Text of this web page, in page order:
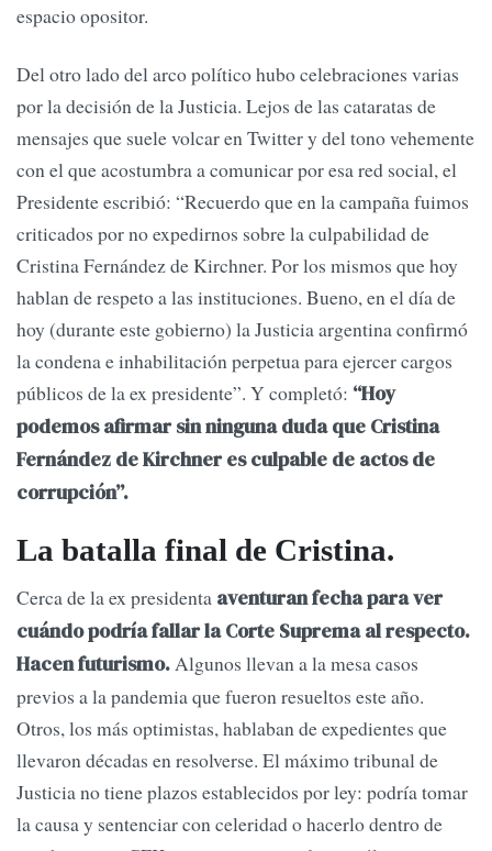
espacio opositor.
Del otro lado del arco político hubo celebraciones varias
por la decisión de la Justicia. Lejos de las cataratas de
mensajes que suele volcar en Twitter y del tono vehemente
con el que acostumbra a comunicar por esa red social, el
Presidente escribió: “Recuerdo que en la campaña fuimos
criticados por no expedirnos sobre la culpabilidad de
Cristina Fernández de Kirchner. Por los mismos que hoy
hablan de respeto a las instituciones. Bueno, en el día de
hoy (durante este gobierno) la Justicia argentina confirmó
la condena e inhabilitación perpetua para ejercer cargos
públicos de la ex presidente”. Y completó: “Hoy
podemos afirmar sin ninguna duda que Cristina
Fernández de Kirchner es culpable de actos de
corrupción”.
La batalla final de Cristina.
Cerca de la ex presidenta aventuran fecha para ver
cuándo podría fallar la Corte Suprema al respecto.
Hacen futurismo.Algunos llevan a la mesa casos
previos a la pandemia que fueron resueltos este año.
Otros, los más optimistas, hablaban de expedientes que
llevaron décadas en resolverse. El máximo tribunal de
Justicia no tiene plazos establecidos por ley: podría tomar
la causa y sentenciar con celeridad o hacerlo dentro de